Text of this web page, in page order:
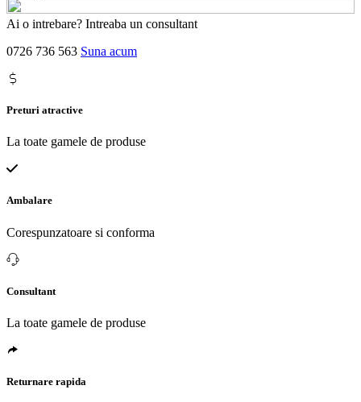
Ai o intrebare? Intreaba un consultant
0726 736 563 Suna acum
Preturi atractive
La toate gamele de produse
Ambalare
Corespunzatoare si conforma
Consultant
La toate gamele de produse
Returnare rapida